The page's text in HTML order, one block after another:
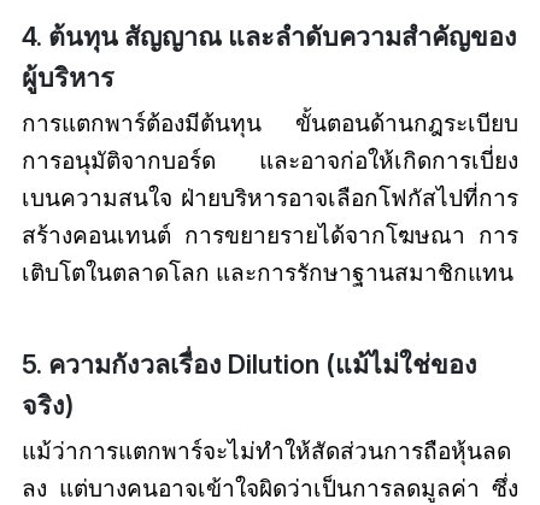
4. ต้นทุน สัญญาณ และลำดับความสำคัญของ
ผู้บริหาร
การแตกพาร์ต้องมีต้นทุน ขั้นตอนด้านกฎระเบียบ
การอนุมัติจากบอร์ด และอาจก่อให้เกิดการเบี่ยง
เบนความสนใจ ฝ่ายบริหารอาจเลือกโฟกัสไปที่การ
สร้างคอนเทนต์ การขยายรายได้จากโฆษณา การ
เติบโตในตลาดโลก และการรักษาฐานสมาชิกแทน
5. ความกังวลเรื่อง Dilution (แม้ไม่ใช่ของ
จริง)
แม้ว่าการแตกพาร์จะไม่ทำให้สัดส่วนการถือหุ้นลด
ลง แต่บางคนอาจเข้าใจผิดว่าเป็นการลดมูลค่า ซึ่ง